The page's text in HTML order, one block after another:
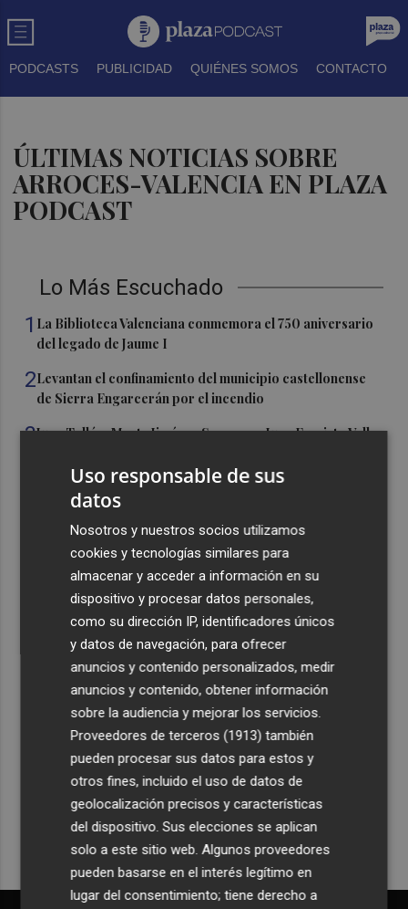
PODCASTS PUBLICIDAD QUIÉNES SOMOS CONTACTO
ÚLTIMAS NOTICIAS SOBRE
ARROCES-VALENCIA EN PLAZA
PODCAST
Lo Más Escuchado
1 La Biblioteca Valenciana conmemora el 750 aniversario
del legado de Jaume I
2Levantan el confinamiento del municipio castellonense
de Sierra Engarcerán por el incendio
3Juan Tallón, Marta Jiménez Serrano o Juan Evaristo Valls
Entre Libros en Benicàssim
Los talleres de ‘Magia en los Barrios’ de Castelló llegan
al Grupo Reyes
Informe del CEAM sobre el incendio de la Vall d'Uixó: la
vegetación perdió el 51% de humedad en los meses
previos
Recibe toda la actualidad de
Plaza Podcast en tu correo
Quiero suscribirme
Uso responsable de sus
datos
Nosotros y nuestros socios utilizamos
cookies y tecnologías similares para
almacenar y acceder a información en su
dispositivo y procesar datos personales,
como su dirección IP, identificadores únicos
y datos de navegación, para ofrecer
anuncios y contenido personalizados, medir
anuncios y contenido, obtener información
sobre la audiencia y mejorar los servicios.
Proveedores de terceros (1913) también
pueden procesar sus datos para estos y
otros fines, incluido el uso de datos de
geolocalización precisos y características
del dispositivo. Sus elecciones se aplican
solo a este sitio web. Algunos proveedores
pueden basarse en el interés legítimo en
lugar del consentimiento; tiene derecho a